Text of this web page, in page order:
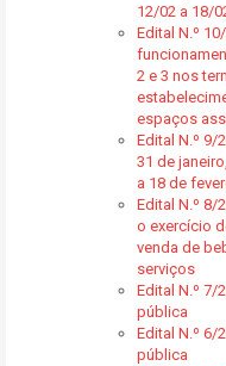
12/02 a 18/
Edital N.º
2 e 3 nos
espaços
Edital N.º 9/
31 de
a 18 de
Edital N.º 8/
o exercício
venda de
serviços
Edital N.º 7/
pública
Edital N.º 6/
pública